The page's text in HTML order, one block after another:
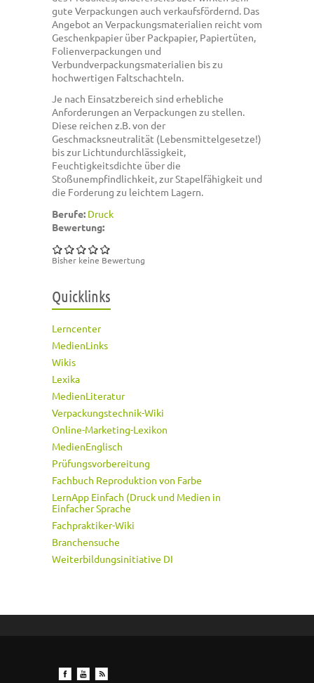
gute Verpackungen auch verkaufsfördernd. Das
Angebot an Verpackungsmaterialien reicht vom
Geschenkpapier über Packpapier, Papiertüten,
Folienverpackungen und
Verbundverpackungsmaterialien bis zu
hochwertigen Faltschachteln.
Je nach Einsatzbereich sind erhebliche
Anforderungen an Verpackungen zu stellen.
Diese reichen z.B. von der
Geschmacksneutralität (Lebensmittelgesetze!)
bis zur Lichtundurchlässigkeit,
Feuchtigkeitsdichte über die
Stoßunempfindlichkeit, zur Stapelfähigkeit und
die Forderung zu leichtem Lagern.
Berufe: Druck
Bewertung:
Bisher keine Bewertung
Quicklinks
Lerncenter
MedienLinks
Wikis
Lexika
MedienLiteratur
Verpackungstechnik-Wiki
Online-Marketing-Lexikon
MedienEnglisch
Prüfungsvorbereitung
Fachbuch Reproduktion von Farbe
LernApp Einfach (Druck und Medien in
Einfacher Sprache
Fachpraktiker-Wiki
Branchensuche
Weiterbildungsinitiative DI